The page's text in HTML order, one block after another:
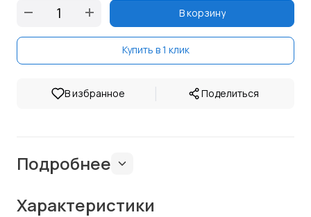
В корзину
Купить в 1 клик
В избранное | Поделиться
Подробнее
Характеристики